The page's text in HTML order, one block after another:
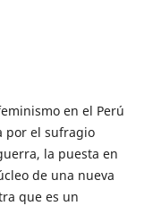
en el Perú
por el sufragio
la puesta en
de una nueva
que es un